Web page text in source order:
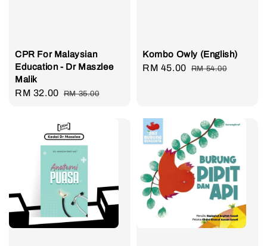
CPR For Malaysian
Education - Dr Maszlee
Malik
Sale
RM 32.00 Regular
RM 35.00
Kombo Owly (English)
Sale
RM 45.00 Regular
RM 54.00